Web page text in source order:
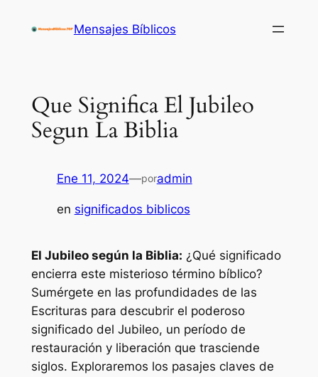
Mensajes Bíblicos
Que Significa El Jubileo
Segun La Biblia
Ene 11, 2024—poradmin
en significados biblicos
El Jubileo según la Biblia: ¿Qué significado
encierra este misterioso término bíblico?
Sumérgete en las profundidades de las
Escrituras para descubrir el poderoso
significado del Jubileo, un período de
restauración y liberación que trasciende
siglos. Exploraremos los pasajes claves de